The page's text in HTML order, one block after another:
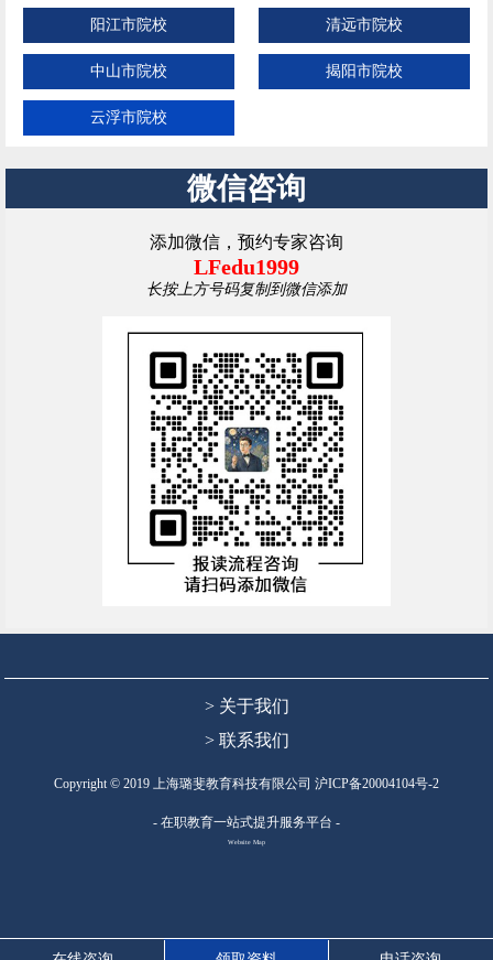
阳江市院校 清远市院校
中山市院校 揭阳市院校
云浮市院校
微信咨询
添加微信，预约专家咨询
LFedu1999
长按上方号码复制到微信添加
> 关于我们
> 联系我们
Copyright © 2019 上海璐斐教育科技有限公司 沪ICP备20004104号-2
- 在职教育一站式提升服务平台 -
Website Map